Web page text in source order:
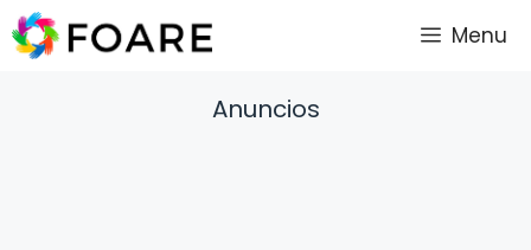
Saltar
al
Menu
Anuncios